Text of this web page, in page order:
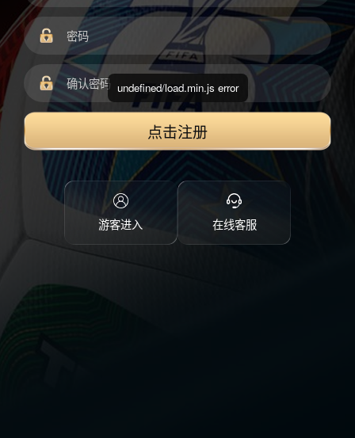
点击注册
游客进入 在线客服
undefined/load.min.js error